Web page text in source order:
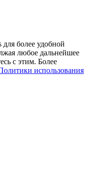
более удобной
любое дальнейшее
с этим. Более
использования